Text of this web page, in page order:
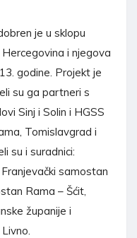
je u sklopu
i njegova
godine. Projekt je
su ga partneri s
Sinj i Solin i HGSS
Tomislavgrad i
su i suradnici:
samostan
Rama – Šćit,
županije i